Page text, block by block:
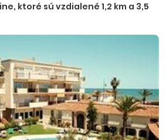
ktoré sú vzdialené 1,2 km a 3,5